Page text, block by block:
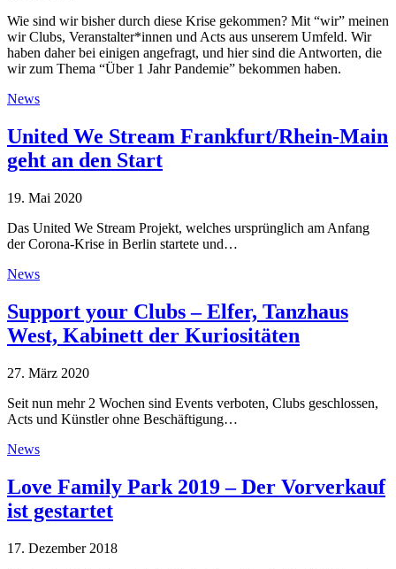
Wie sind wir bisher durch diese Krise gekommen? Mit “wir” meinen
wir Clubs, Veranstalter*innen und Acts aus unserem Umfeld. Wir
haben daher bei einigen angefragt, und hier sind die Antworten, die
wir zum Thema “Über 1 Jahr Pandemie” bekommen haben.
News
United We Stream Frankfurt/Rhein-Main
geht an den Start
19. Mai 2020
Das United We Stream Projekt, welches ursprünglich am Anfang
der Corona-Krise in Berlin startete und…
News
Support your Clubs – Elfer, Tanzhaus
West, Kabinett der Kuriositäten
27. März 2020
Seit nun mehr 2 Wochen sind Events verboten, Clubs geschlossen,
Acts und Künstler ohne Beschäftigung…
News
Love Family Park 2019 – Der Vorverkauf
ist gestartet
17. Dezember 2018